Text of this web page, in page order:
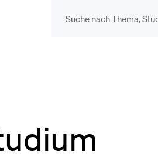
Studien­interessierte